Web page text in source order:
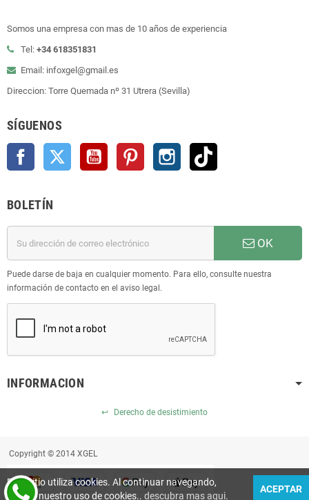
Somos una empresa con mas de 10 años de experiencia
Tel: +34 618351831
Email: infoxgel@gmail.es
Direccion: Torre Quemada nº 31 Utrera (Sevilla)
SÍGUENOS
Facebook Twitter YouTube Pinterest Instagram
BOLETÍN
OK
Puede darse de baja en cualquier momento. Para ello, consulte nuestra
información de contacto en el aviso legal.
INFORMACION
↩ Derecho de desistimiento
Copyright © 2014 XGEL
Este sitio utiliza cookies. Al continuar navegando,
acepta nuestro uso de cookies.. descubra mas aqui.
ACEPTAR